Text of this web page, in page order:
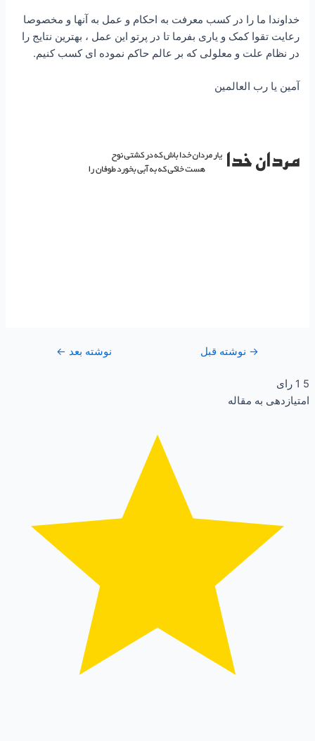
خداوندا ما را در کسب معرفت به احکام و عمل به آنها و مخصوصا
رعایت تقوا کمک و یاری بفرما تا در پرتو این عمل ، بهترین نتایج را
در نظام علت و معلولی که بر عالم حاکم نموده ای کسب کنیم.
آمین یا رب العالمین
→ نوشته قبل نوشته بعد ←
5
1 رای
امتیازدهی به مقاله